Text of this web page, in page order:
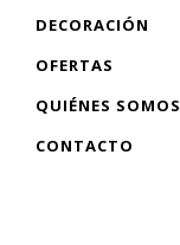
DECORACIÓN
OFERTAS
QUIÉNES SOMOS
CONTACTO